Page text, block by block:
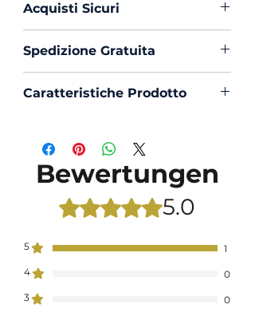
Acquisti Sicuri
sicurezza con PayPal o Bonifico
Spedizione Gratuita
Gratuita
Caratteristiche Prodotto
Collo : Napoletano con
Portastecche
Polso : Tondo con contrasto
all’interno
Composizione : Velluto leggero
Mouche : Si
Produzione : 100% Made in Italy
Trattamento : Lavaggio
Profumato e Ammorbidente
Bewertungen
Mit 5 von 5 Sternen bewertet.
5.0
5
1
4
0
3
0